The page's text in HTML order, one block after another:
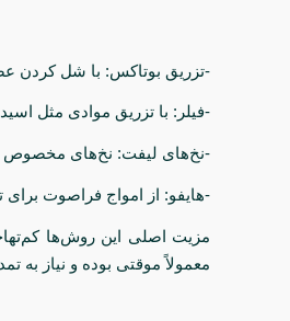
-تزریق بوتاکس: با شل کردن
-فیلر: با تزریق موادی مثل
-نخ‌های لیفت: نخ‌های مخصوص
-هایفو: از امواج فراصوت
مزیت اصلی این روش‌ها
معمولاً موقتی بوده و نیاز به